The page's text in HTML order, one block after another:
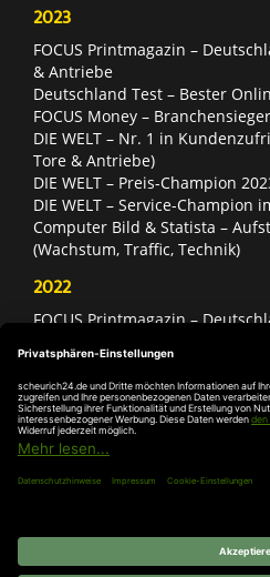
2023
FOCUS Printmagazin –
& Antriebe
Deutschland Test – Bester
FOCUS Money –
DIE WELT – Nr. 1 in
Tore & Antriebe)
DIE WELT – Preis-Champion
DIE WELT – Service-
Computer Bild & Statista –
(Wachstum, Traffic, Technik)
2022
FOCUS Printmagazin –
Deutschland Test – Bester
FOCUS Money –
DIE WELT – Service-Champion
DIE WELT – Branchengewinner
Antriebe)